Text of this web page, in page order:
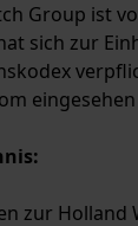
Group ist
sich zur
zur Holland